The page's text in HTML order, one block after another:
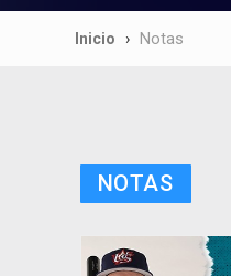
Inicio Notas
NOTAS